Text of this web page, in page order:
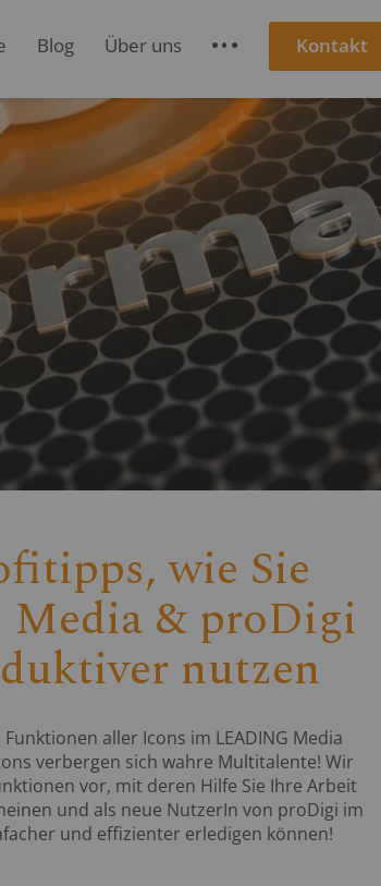
Blog Über uns S
Kontakt
wie Sie
& proDigi
nutzen
aller Icons im LEADING Media
verbergen sich wahre Multitalente! Wir
vor, mit deren Hilfe Sie Ihre Arbeit
und als neue NutzerIn von proDigi im
und effizienter erledigen können!